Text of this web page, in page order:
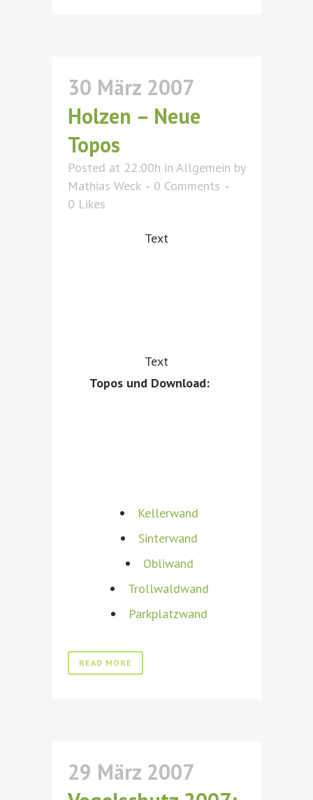
30 März 2007
Holzen – Neue
Topos
Posted at 22:00h in Allgemein by
Mathias Weck
0 Comments
0 Likes
Text
Text
Topos und Download:
Kellerwand
Sinterwand
Obliwand
Trollwaldwand
Parkplatzwand
READ MORE
29 März 2007